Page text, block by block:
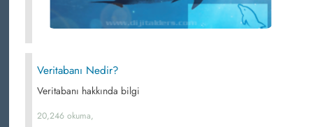
Veritabanı Nedir?
Veritabanı hakkında bilgi
20,246 okuma,